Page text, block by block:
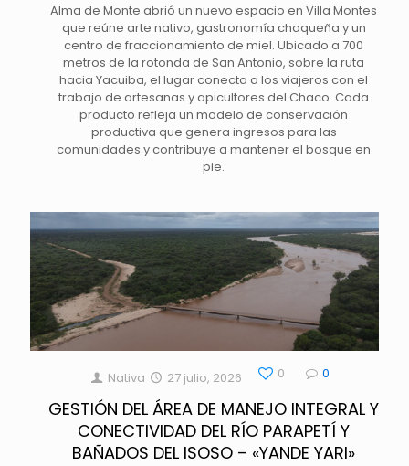
Alma de Monte abrió un nuevo espacio en Villa Montes
que reúne arte nativo, gastronomía chaqueña y un
centro de fraccionamiento de miel. Ubicado a 700
metros de la rotonda de San Antonio, sobre la ruta
hacia Yacuiba, el lugar conecta a los viajeros con el
trabajo de artesanas y apicultores del Chaco. Cada
producto refleja un modelo de conservación
productiva que genera ingresos para las
comunidades y contribuye a mantener el bosque en
pie.
Nativa 27 julio, 2026 0 0
GESTIÓN DEL ÁREA DE MANEJO INTEGRAL Y
CONECTIVIDAD DEL RÍO PARAPETÍ Y
BAÑADOS DEL ISOSO – «YANDE YARI»